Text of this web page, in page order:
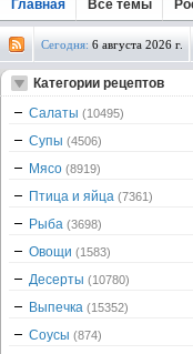
Главная Все темы
Сегодня: 6 августа 2026 г.
Категории рецептов
Салаты (10495)
Супы (4506)
Мясо (8919)
Птица и яйца (7361)
Рыба (3698)
Овощи (1583)
Десерты (10780)
Выпечка (15352)
Соусы (874)